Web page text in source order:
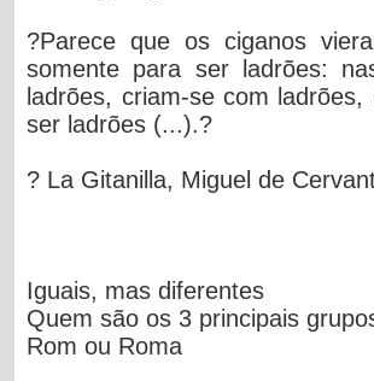
?Parece que os ciganos
somente para ser ladrões:
ladrões, criam-se com ladrões,
ser ladrões (...).?
? La Gitanilla, Miguel de
Iguais, mas diferentes
Quem são os 3 principais
Rom ou Roma